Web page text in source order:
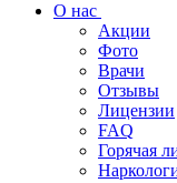
О нас
Акции
Фото
Врачи
Отзывы
Лицензии
FAQ
Горячая